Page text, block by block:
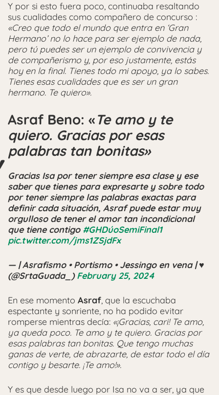
Y por si esto fuera poco, continuaba resaltando
sus cualidades como compañero de concurso :
«Creo que todo el mundo que entra en ‘Gran
Hermano’ no lo hace para ser ejemplo de nada,
pero tú puedes ser un ejemplo de convivencia y
de compañerismo y, por eso justamente, estás
hoy en la final. Tienes todo mi apoyo, ya lo sabes.
Tienes esas cualidades que es ser un gran
hermano. Te quiero».
Asraf Beno: «Te amo y te
quiero. Gracias por esas
palabras tan bonitas»
Gracias Isa por tener siempre esa clase y ese
saber que tienes para expresarte y sobre todo
por tener siempre las palabras exactas para
definir cada situación, Asraf puede estar muy
orgulloso de tener el amor tan incondicional
que tiene contigo #GHDúoSemiFinal1
pic.twitter.com/jms1ZSjdFx
— | Asrafismo • Portismo • Jessingo en vena | ♥️
(@SrtaGuada_)February 25, 2024
En ese momento Asraf , que la escuchaba
espectante y sonriente, no ha podido evitar
romperse mientras decía: «¡Gracias, cari! Te amo,
ya queda poco. Te amo y te quiero. Gracias por
esas palabras tan bonitas. Que tengo muchas
ganas de verte, de abrazarte, de estar todo el día
contigo y besarte. ¡Te amo!».
Y es que desde luego por Isa no va a ser, ya que